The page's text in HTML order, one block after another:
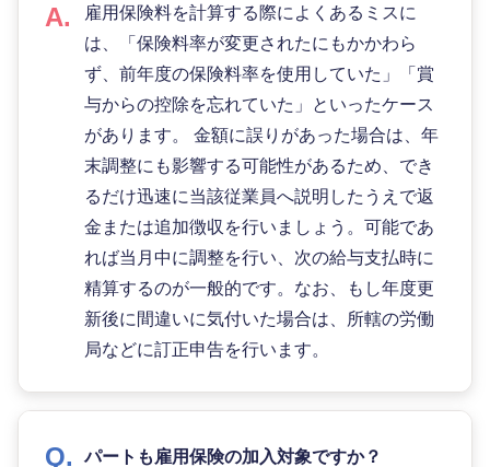
雇用保険料を計算する際によくあるミスに
は、「保険料率が変更されたにもかかわら
ず、前年度の保険料率を使用していた」「賞
与からの控除を忘れていた」といったケース
があります。 金額に誤りがあった場合は、年
末調整にも影響する可能性があるため、でき
るだけ迅速に当該従業員へ説明したうえで返
金または追加徴収を行いましょう。可能であ
れば当月中に調整を行い、次の給与支払時に
精算するのが一般的です。なお、もし年度更
新後に間違いに気付いた場合は、所轄の労働
局などに訂正申告を行います。
パートも雇用保険の加入対象ですか？